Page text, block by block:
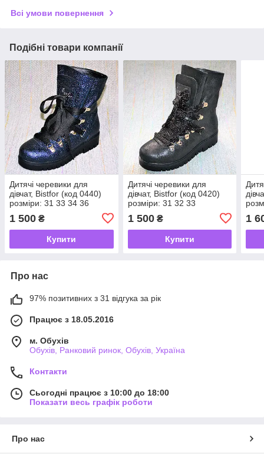
Всі умови повернення
Подібні товари компанії
Дитячі черевики для
дівчат, Bistfor (код 0440)
розміри: 31 33 34 36
1 500 ₴
Купити
Дитячі черевики для
дівчат, Bistfor (код 0420)
розміри: 31 32 33
1 500₴
Купити
1
Про нас
97% позитивних з 31 відгука за рік
Працює з 18.05.2016
м. Обухів
Обухів, Ранковий ринок, Обухів, Україна
Контакти
Сьогодні працює з 10:00 до 18:00
Показати весь графік роботи
Про нас